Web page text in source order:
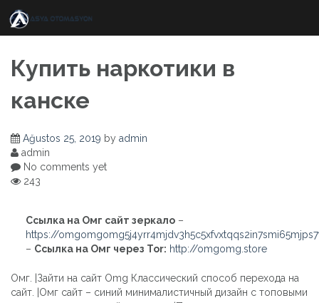
content
Купить наркотики в
канске
Ağustos 25, 2019 by admin
admin
No comments yet
243
Ссылка на Омг сайт зеркало –
https://
– Ссылка на Омг через Tor: http://omgomg.store
Омг. |Зайти на сайт Omg Классический способ перехода на
сайт. |Омг сайт – синий минималистичный дизайн с топовыми